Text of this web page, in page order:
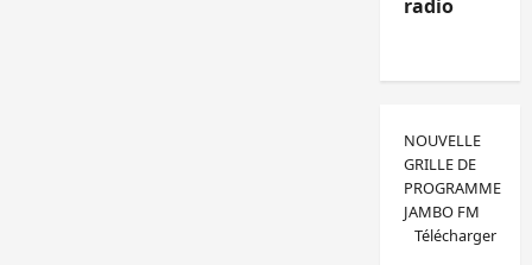
radio
NOUVELLE
GRILLE DE
PROGRAMME
JAMBO FM
Télécharger